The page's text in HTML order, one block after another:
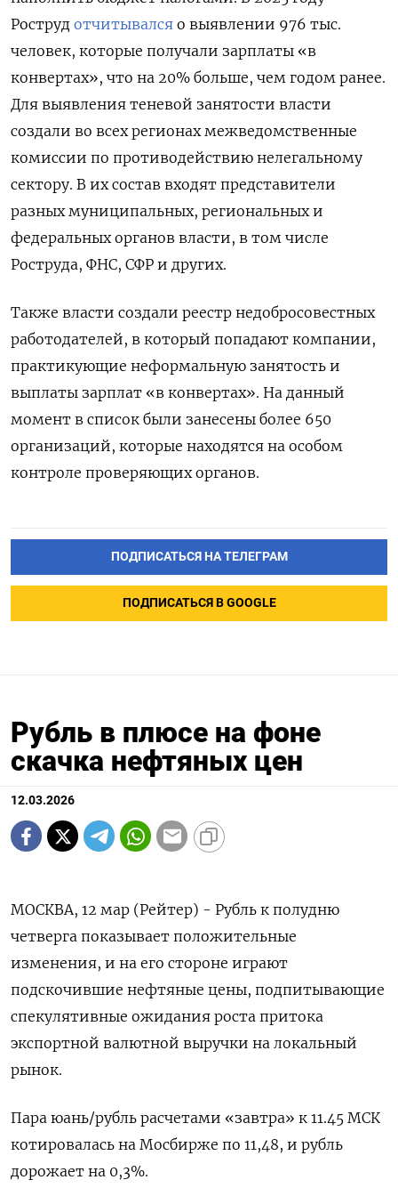
Роструд отчитывался о выявлении 976 тыс.
человек, которые получали зарплаты «в
конвертах», что на 20% больше, чем годом ранее.
Для выявления теневой занятости власти
создали во всех регионах межведомственные
комиссии по противодействию нелегальному
сектору. В их состав входят представители
разных муниципальных, региональных и
федеральных органов власти, в том числе
Роструда, ФНС, СФР и других.
Также власти создали реестр недобросовестных
работодателей, в который попадают компании,
практикующие неформальную занятость и
выплаты зарплат «в конвертах». На данный
момент в список были занесены более 650
организаций, которые находятся на особом
контроле проверяющих органов.
ПОДПИСАТЬСЯ НА ТЕЛЕГРАМ
ПОДПИСАТЬСЯ В GOOGLE
Рубль в плюсе на фоне
скачка нефтяных цен
12.03.2026
МОСКВА, 12 мар (Рейтер) - Рубль к полудню
четверга показывает положительные
изменения, и на его стороне играют
подскочившие нефтяные цены, подпитывающие
спекулятивные ожидания роста притока
экспортной валютной выручки на локальный
рынок.
Пара юань/рубль расчетами «завтра» к 11.45 МСК
котировалась на Мосбирже по 11,48, и ‌рубль
дорожает на 0,3%.